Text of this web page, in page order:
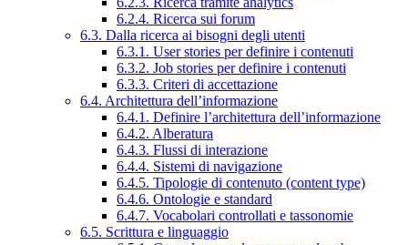
6.2.4. Ricerca sui forum
6.3. Dalla ricerca ai bisogni degli utenti
6.3.1. User stories per definire i contenuti
6.3.2. Job stories per definire i contenuti
6.3.3. Criteri di accettazione
6.4. Architettura dell’informazione
6.4.1. Definire l’architettura dell’informazione
6.4.2. Alberatura
6.4.3. Flussi di interazione
6.4.4. Sistemi di navigazione
6.4.5. Tipologie di contenuto (content type)
6.4.6. Ontologie e standard
6.4.7. Vocabolari controllati e tassonomie
6.5. Scrittura e linguaggio